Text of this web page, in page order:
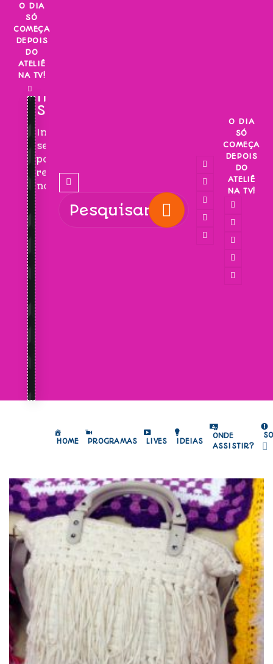
Skip
content
O DIA
SÓ
COMEÇA
DEPOIS
DO
ATELIÊ
NA TV!
INSCREVA-
SE!
Inscreva-
se
para
receber
novidades!
O DIA
SÓ
COMEÇA
DEPOIS
DO
ATELIÊ
NA TV!
HOME PROGRAMAS LIVES IDEIAS
ONDE
ASSISTIR?